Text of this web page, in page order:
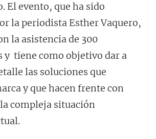
El evento, que ha sido
la periodista Esther Vaquero,
la asistencia de 300
y tiene como objetivo dar a
las soluciones que
y que hacen frente con
compleja situación